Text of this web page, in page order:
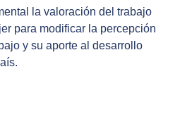
la valoración del trabajo
para modificar la percepción
y su aporte al desarrollo